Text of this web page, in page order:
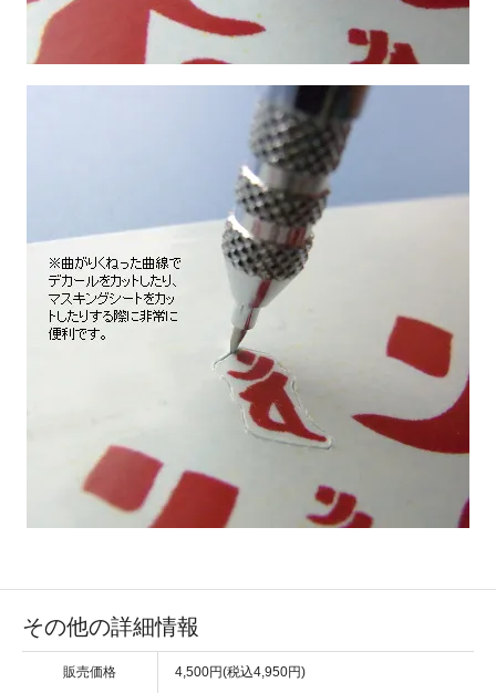
その他の詳細情報
販売価格 4,500円(税込4,950円)